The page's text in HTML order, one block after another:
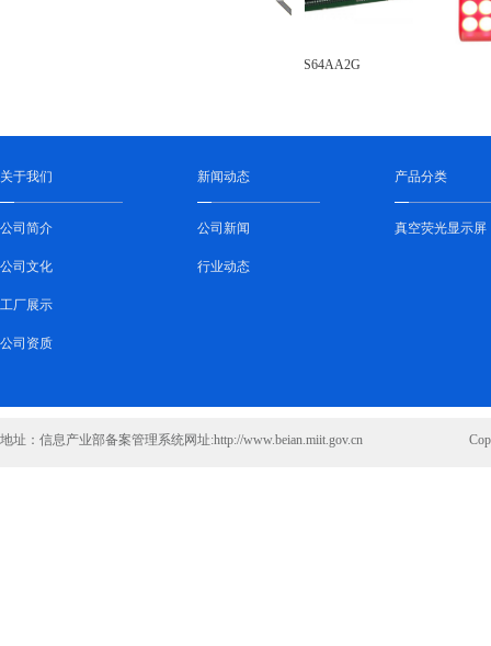
128S64AA2G
关于我们
公司简介
公司文化
工厂展示
公司资质
新闻动态
公司新闻
行业动态
产品分类
真空荧光显示屏
地址：信息产业部备案管理系统网址:http://www.beian.miit.gov.cn